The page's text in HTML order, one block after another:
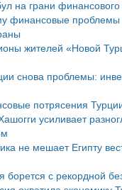
на грани финансового
финансовые проблемы
жителей «Новой
снова проблемы:
потрясения
усиливает
не мешает Египту
борется с рекордной